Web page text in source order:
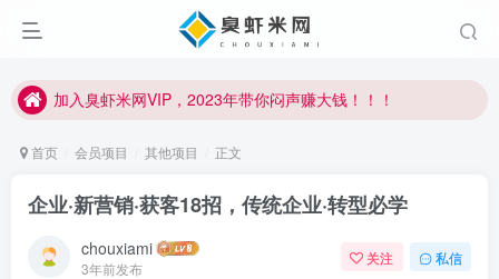
加入臭虾米网VIP，2023年带你闷声赚大钱！！！
加入臭虾米网VIP，2023年带你闷声赚大钱！！！
首页 会员项目 其他项目 正文
企业·新营销·获客18招，传统企业·转型必学
chouxiami
3年前发布
关注 私信